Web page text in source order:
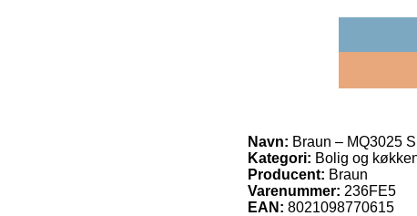
Navn: Braun – MQ3025
Kategori: Bolig og
Producent: Braun
Varenummer: 236FE5
EAN: 8021098770615